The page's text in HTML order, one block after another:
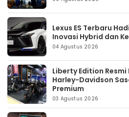
Lexus ES Terbaru
Inovasi Hybrid dan
04 Agustus 2026
Liberty Edition
Harley-Davidson
Premium
03 Agustus 2026